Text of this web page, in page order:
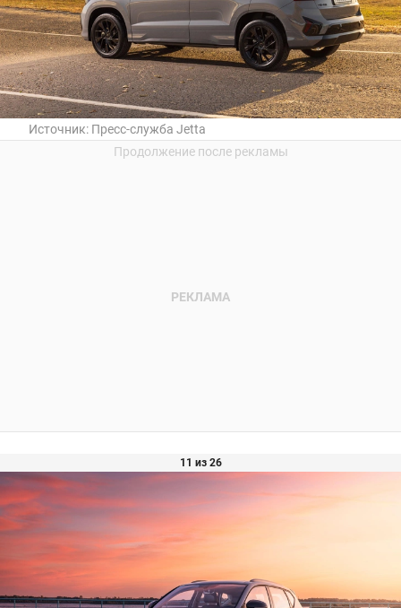
Источник: Пресс-служба Jetta
11 из 26